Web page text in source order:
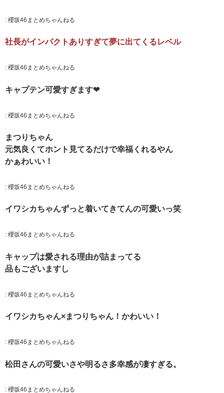
: 櫻坂46まとめちゃんねる
社長がインパクトありすぎて夢に出てくるレベル
: 櫻坂46まとめちゃんねる
キャプテン可愛すぎます❤
: 櫻坂46まとめちゃんねる
まつりちゃん
元気良くてホント見てるだけで幸福くれるやん
かぁわいい！
: 櫻坂46まとめちゃんねる
イワシカちゃんずっと着いてきてんの可愛いっ笑
: 櫻坂46まとめちゃんねる
キャップは愛される理由が詰まってる
品もございますし
: 櫻坂46まとめちゃんねる
イワシカちゃん×まつりちゃん！かわいい！
: 櫻坂46まとめちゃんねる
松田さんの可愛いさや明るさ多幸感が凄すぎる。
: 櫻坂46まとめちゃんねる